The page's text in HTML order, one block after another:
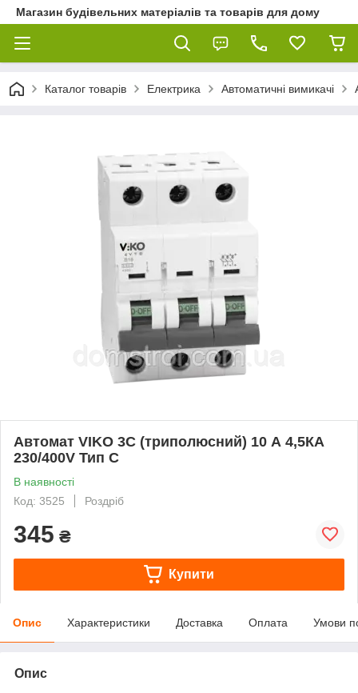
Магазин будівельних матеріалів та товарів для дому
Каталог товарів Електрика Автоматичні вимикачі
Автомат VIKO 3С (триполюсний) 10 А 4,5КА
230/400V Тип С
В наявності
Код: 3525
Роздріб
345 ₴
Купити
Опис Характеристики Доставка Оплата Умови
Опис